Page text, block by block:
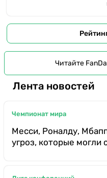
Читайте
Лента новостей
Чемпионат мира
Месси, Роналду,
угроз, которые могли